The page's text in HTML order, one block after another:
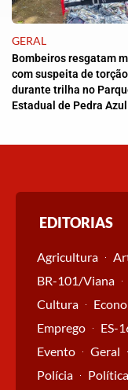
GERAL
Bombeiros resgatam
com suspeita de torção
durante trilha no
Estadual de Pedra Azul
EDITORIAS
Agricultura
BR-101/Viana
Cultura
Emprego
ES-
Evento
Geral
Polícia
Política